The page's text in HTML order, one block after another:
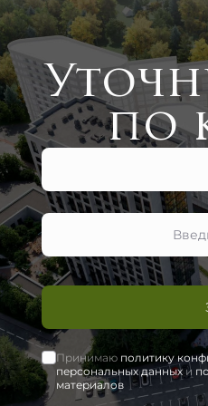
по
Принимаю политику
персональных данныхи
материалов